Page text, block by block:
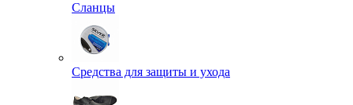
Сланцы
Средства для защиты и ухода